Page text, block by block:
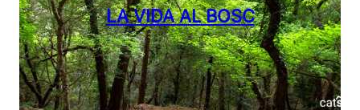
LA VIDA AL BOSC